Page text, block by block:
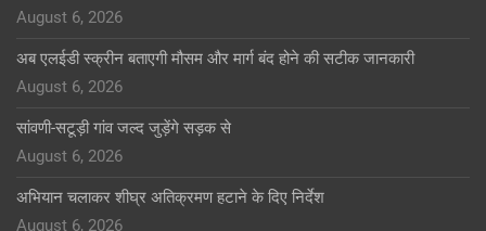
August 6, 2026
अब एलईडी स्क्रीन बताएगी मौसम और मार्ग बंद होने की सटीक जानकारी
August 6, 2026
सांवणी-सटूड़ी गांव जल्द जुड़ेंगे सड़क से
August 6, 2026
अभियान चलाकर शीघ्र अतिक्रमण हटाने के दिए निर्देश
August 6, 2026